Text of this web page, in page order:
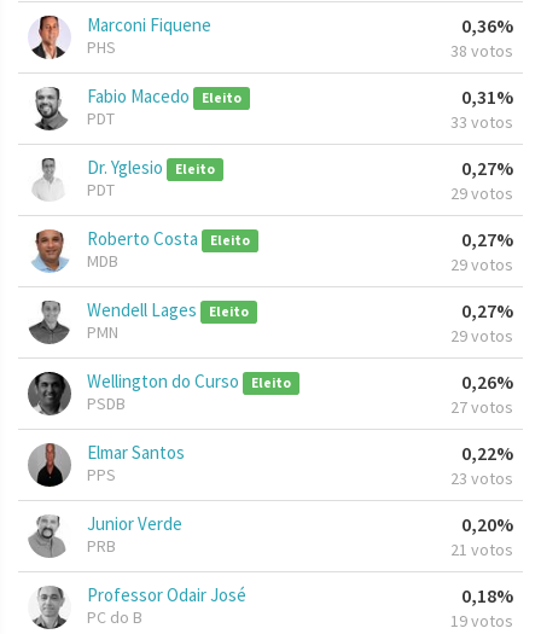
Marconi Fiquene
PHS
0,36%
38 votos
Fabio Macedo Eleito
PDT
0,31%
33 votos
Dr. Yglesio Eleito
PDT
0,27%
29 votos
Roberto Costa Eleito
MDB
0,27%
29 votos
Wendell Lages Eleito
PMN
0,27%
29 votos
Wellington do Curso Eleito
PSDB
0,26%
27 votos
Elmar Santos
PPS
0,22%
23 votos
Junior Verde
PRB
0,20%
21 votos
Professor Odair José
PC do B
0,18%
19 votos